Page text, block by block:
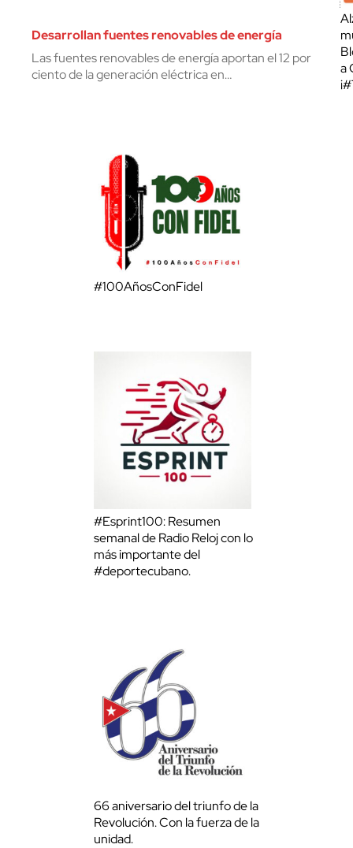
Desarrollan fuentes renovables de energía
Las fuentes renovables de energía aportan el 12 por
ciento de la generación eléctrica en…
a
#100AñosConFidel
#Esprint100: Resumen
semanal de Radio Reloj con lo
más importante del
#deportecubano.
66 aniversario del triunfo de la
Revolución. Con la fuerza de la
unidad.